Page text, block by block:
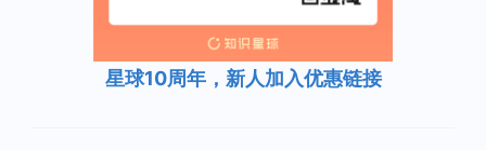
星球10周年，新人加入优惠链接